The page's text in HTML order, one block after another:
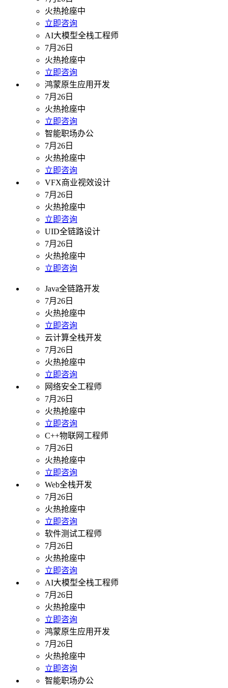
火热抢座中
立即咨询
AI大模型全栈工程师
7月26日
火热抢座中
立即咨询
鸿蒙原生应用开发
7月26日
火热抢座中
立即咨询
智能职场办公
7月26日
火热抢座中
立即咨询
VFX商业视效设计
7月26日
火热抢座中
立即咨询
UID全链路设计
7月26日
火热抢座中
立即咨询
Java全链路开发
7月26日
火热抢座中
立即咨询
云计算全栈开发
7月26日
火热抢座中
立即咨询
网络安全工程师
7月26日
火热抢座中
立即咨询
C++物联网工程师
7月26日
火热抢座中
立即咨询
Web全栈开发
7月26日
火热抢座中
立即咨询
软件测试工程师
7月26日
火热抢座中
立即咨询
AI大模型全栈工程师
7月26日
火热抢座中
立即咨询
鸿蒙原生应用开发
7月26日
火热抢座中
立即咨询
智能职场办公